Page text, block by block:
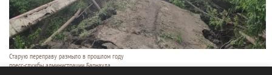
Старую переправу размыло в прошлом году
пресс-службы администрации Барнаула